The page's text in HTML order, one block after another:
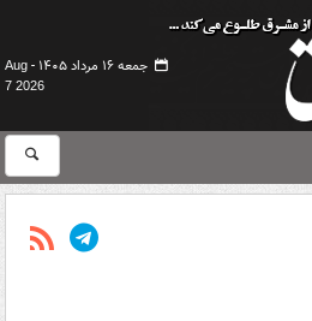
جمعه ۱۶ مرداد ۱۴۰۵ -
Aug
7 2026